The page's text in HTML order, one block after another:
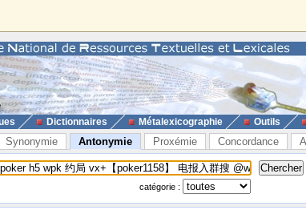
Dictionnaires Métalexicographie Outils
Synonymie Antonymie Proxémie Concordance
catégorie :